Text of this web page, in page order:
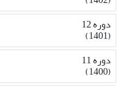
دوره 12
(1401)
دوره 11
(1400)